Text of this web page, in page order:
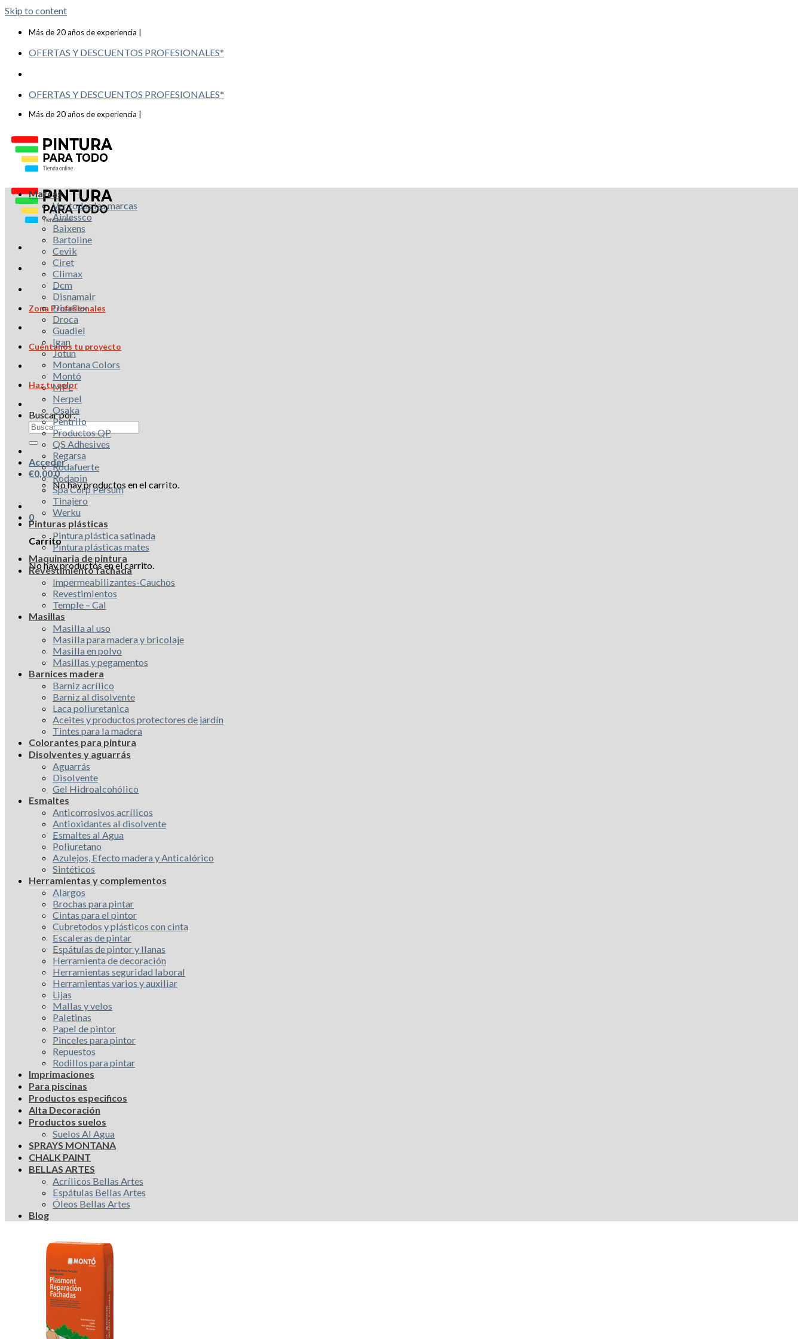
Skip to content
Más de 20 años de experiencia |
OFERTAS Y DESCUENTOS PROFESIONALES*
OFERTAS Y DESCUENTOS PROFESIONALES*
Más de 20 años de experiencia |
Zona Profesionales
Cuéntanos tu proyecto
Haz tu color
Buscar por:
Acceder
€0,000
No hay productos en el carrito.
0
Carrito
No hay productos en el carrito.
Marcas
Ver todas las marcas
Airlessco
Baixens
Bartoline
Cevik
Ciret
Climax
Dcm
Disnamair
Disaflex
Droca
Guadiel
Igan
Jotun
Montana Colors
Montó
MPL
Nerpel
Osaka
Pentrilo
Productos QP
QS Adhesives
Regarsa
Rodafuerte
Rodapin
Spa Corp Persum
Tinajero
Werku
Pinturas plásticas
Pintura plástica satinada
Pintura plásticas mates
Maquinaria de pintura
Revestimiento fachada
Impermeabilizantes-Cauchos
Revestimientos
Temple – Cal
Masillas
Masilla al uso
Masilla para madera y bricolaje
Masilla en polvo
Masillas y pegamentos
Barnices madera
Barniz acrílico
Barniz al disolvente
Laca poliuretanica
Aceites y productos protectores de jardín
Tintes para la madera
Colorantes para pintura
Disolventes y aguarrás
Aguarrás
Disolvente
Gel Hidroalcohólico
Esmaltes
Anticorrosivos acrílicos
Antioxidantes al disolvente
Esmaltes al Agua
Poliuretano
Azulejos, Efecto madera y Anticalórico
Sintéticos
Herramientas y complementos
Alargos
Brochas para pintar
Cintas para el pintor
Cubretodos y plásticos con cinta
Escaleras de pintar
Espátulas de pintor y llanas
Herramienta de decoración
Herramientas seguridad laboral
Herramientas varios y auxiliar
Lijas
Mallas y velos
Paletinas
Papel de pintor
Pinceles para pintor
Repuestos
Rodillos para pintar
Imprimaciones
Para piscinas
Productos especificos
Alta Decoración
Productos suelos
Suelos Al Agua
SPRAYS MONTANA
CHALK PAINT
BELLAS ARTES
Acrílicos Bellas Artes
Espátulas Bellas Artes
Óleos Bellas Artes
Blog